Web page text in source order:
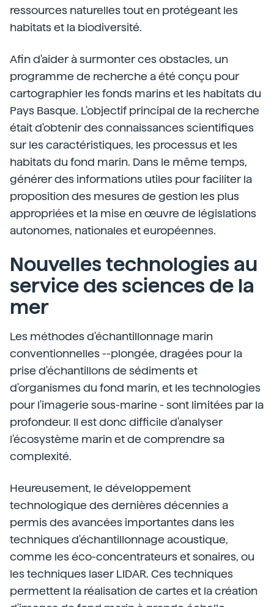
ressources naturelles tout en protégeant les
habitats et la biodiversité.
Afin d'aider à surmonter ces obstacles, un
programme de recherche a été conçu pour
cartographier les fonds marins et les habitats du
Pays Basque. L'objectif principal de la recherche
était d'obtenir des connaissances scientifiques
sur les caractéristiques, les processus et les
habitats du fond marin. Dans le même temps,
générer des informations utiles pour faciliter la
proposition des mesures de gestion les plus
appropriées et la mise en œuvre de législations
autonomes, nationales et européennes.
Nouvelles technologies au
service des sciences de la
mer
Les méthodes d'échantillonnage marin
conventionnelles --plongée, dragées pour la
prise d'échantillons de sédiments et
d'organismes du fond marin, et les technologies
pour l'imagerie sous-marine - sont limitées par la
profondeur. Il est donc difficile d'analyser
l'écosystème marin et de comprendre sa
complexité.
Heureusement, le développement
technologique des dernières décennies a
permis des avancées importantes dans les
techniques d'échantillonnage acoustique,
comme les éco-concentrateurs et sonaires, ou
les techniques laser LIDAR. Ces techniques
permettent la réalisation de cartes et la création